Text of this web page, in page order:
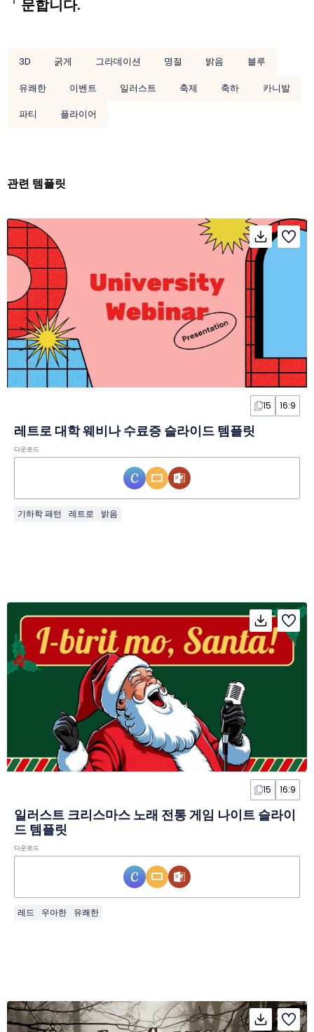
문합니다.
3D 굵게 그라데이션 명절 밝음
블루
유쾌한
이벤트 일러스트 축제 축하
카니발
파티
플라이어
관련 템플릿
15 16:9
레트로 대학 웨비나 수료증 슬라이드 템플릿
다운로드
기하학 패턴 레트로 밝음
15 16:9
일러스트 크리스마스 노래 전통 게임 나이트 슬라이
드 템플릿
다운로드
레드 우아한 유쾌한